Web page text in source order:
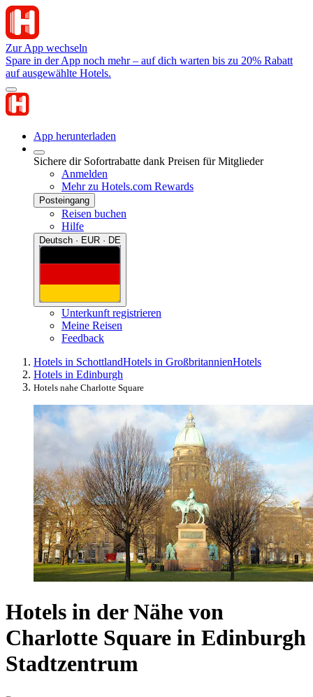
Zur App wechseln
Spare in der App noch mehr – auf dich warten bis zu 20% Rabatt
auf ausgewählte Hotels.
App herunterladen
Sichere dir Sofortrabatte dank Preisen für Mitglieder
Anmelden
Mehr zu Hotels.com Rewards
Posteingang
Reisen buchen
Hilfe
Deutsch · EUR · DE
Unterkunft registrieren
Meine Reisen
Feedback
Hotels in SchottlandHotels in GroßbritannienHotels
Hotels in Edinburgh
Hotels nahe Charlotte Square
Hotels in der Nähe von
Charlotte Square in Edinburgh
Stadtzentrum